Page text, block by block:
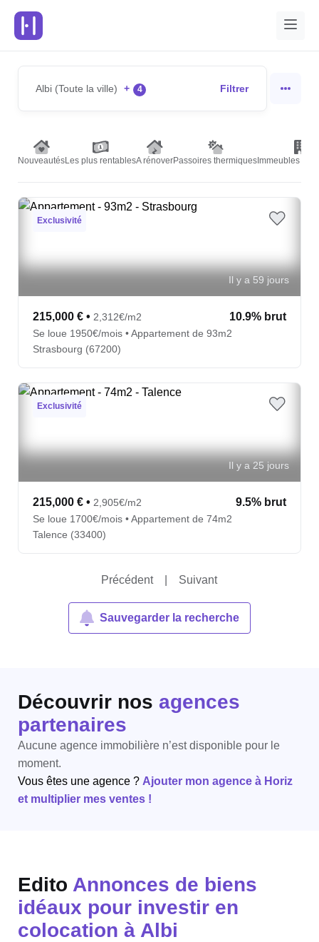
Albi (Toute la ville) + 4 Filtrer
NouveautésLes plus rentablesA rénoverPassoires thermiques Immeubles de
Exclusivité
Il y a 59 jours
215,000 € • 2,312€/m2 10.9% brut
Se loue 1950€/mois • Appartement de 93m2
Strasbourg (67200)
Exclusivité
Il y a 25 jours
215,000 € • 2,905€/m2 9.5% brut
Se loue 1700€/mois • Appartement de 74m2
Talence (33400)
Précédent Suivant
Sauvegarder la recherche
Découvrir nos agences
partenaires
Aucune agence immobilière n’est disponible pour le
moment.
Vous êtes une agence ? Ajouter mon agence à Horiz
et multiplier mes ventes !
Edito Annonces de biens
idéaux pour investir en
colocation à Albi